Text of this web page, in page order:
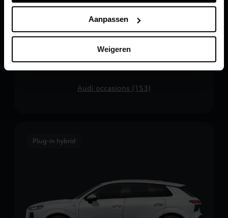
Aanpassen
Weigeren
Configureren
Ontdek
Audi direct leverbaar (66)
Audi occasions (153)
Plug-in hybrid